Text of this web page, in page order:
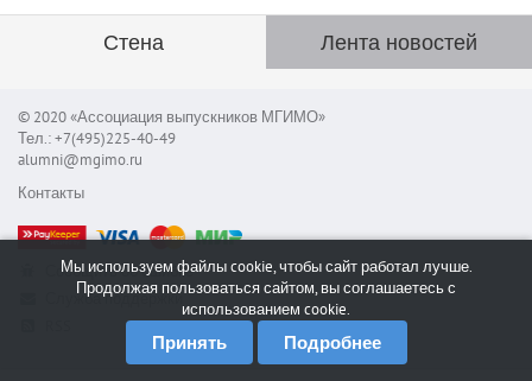
Стена Лента новостей
© 2020 «Ассоциация выпускников МГИМО»
Тел.: +7(495)225-40-49
alumni@mgimo.ru
Контакты
Сообщить об ошибке
Служба поддержки
Мы используем файлы cookie, чтобы сайт работал лучше.
Продолжая пользоваться сайтом, вы соглашаетесь с
использованием cookie.
Принять Подробнее